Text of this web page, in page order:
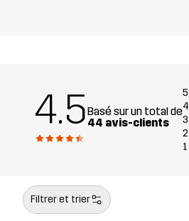
4.5Basé sur un total de
44 avis-clients
5
4
3
2
1
Filtrer et trier